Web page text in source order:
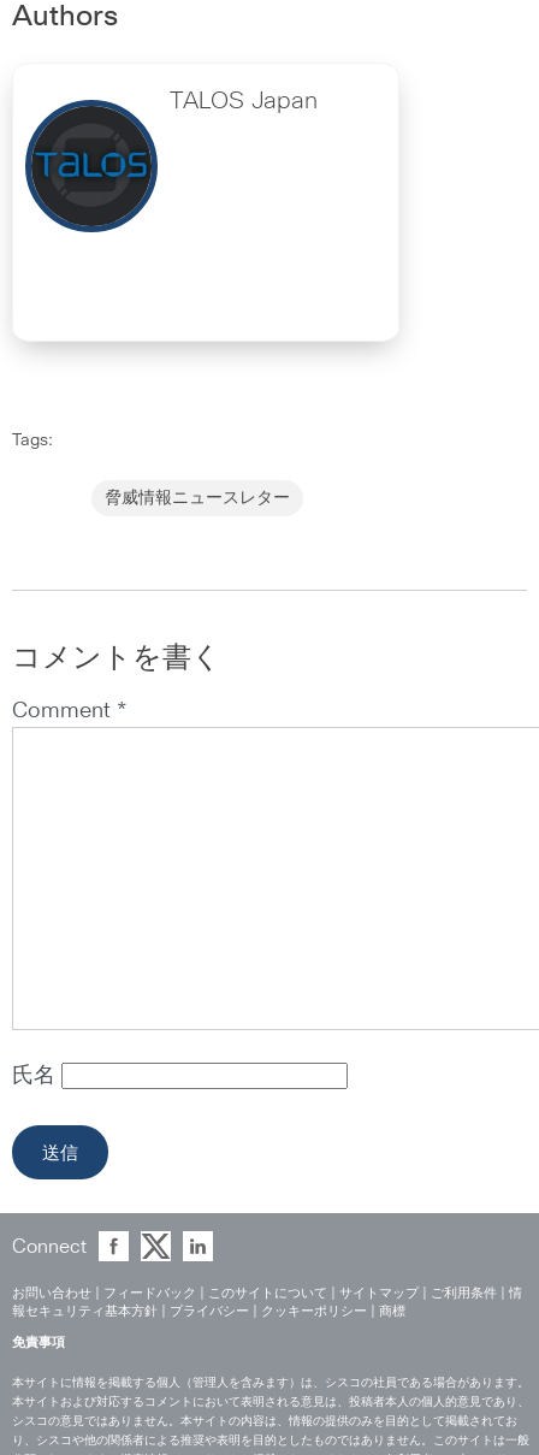
Authors
TALOS Japan
Tags:
脅威情報ニュースレター
コメントを書く
Comment *
氏名
Connect
お問い合わせ フィードバック このサイトについて サイトマップ ご利用条件
情
報セキュリティ基本方針
プライバシー クッキーポリシー 商標
免責事項
本サイトに情報を掲載する個人（管理人を含みます）は、シスコの社員である場合があります。
本サイトおよび対応するコメントにおいて表明される意見は、投稿者本人の個人的意見であり、
シスコの意見ではありません。本サイトの内容は、情報の提供のみを目的として掲載されてお
り、シスコや他の関係者による推奨や表明を目的としたものではありません。このサイトは一般